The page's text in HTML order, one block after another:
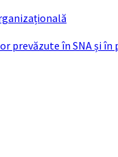
prevăzute în SNA și